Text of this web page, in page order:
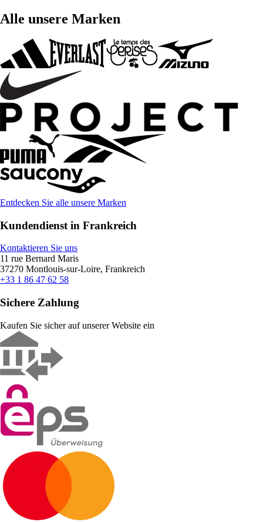
Alle unsere Marken
Entdecken Sie alle unsere Marken
Kundendienst in Frankreich
Kontaktieren Sie uns
11 rue Bernard Maris
37270 Montlouis-sur-Loire, Frankreich
+33 1 86 47 62 58
Sichere Zahlung
Kaufen Sie sicher auf unserer Website ein